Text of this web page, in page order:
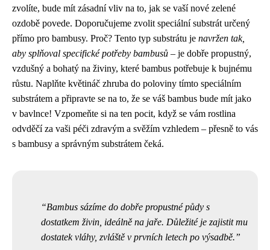
zvolíte, bude mít zásadní vliv na to, jak se vaší nové zelené
ozdobě povede. Doporučujeme zvolit speciální substrát určený
přímo pro bambusy. Proč? Tento typ substrátu je navržen tak,
aby splňoval specifické potřeby bambusů – je dobře propustný,
vzdušný a bohatý na živiny, které bambus potřebuje k bujnému
růstu. Naplňte květináč zhruba do poloviny tímto speciálním
substrátem a připravte se na to, že se váš bambus bude mít jako
v bavlnce! Vzpomeňte si na ten pocit, když se vám rostlina
odvděčí za vaši péči zdravým a svěžím vzhledem – přesně to vás
s bambusy a správným substrátem čeká.
Bambus sázíme do dobře propustné půdy s
dostatkem živin, ideálně na jaře. Důležité je zajistit mu
dostatek vláhy, zvláště v prvních letech po výsadbě.